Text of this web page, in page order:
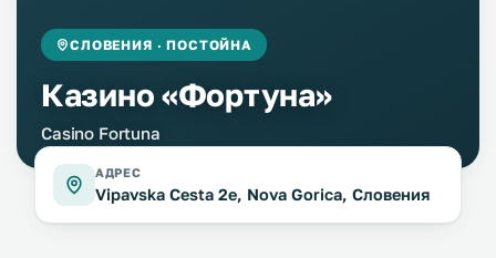
СЛОВЕНИЯ · ПОСТОЙНА
Казино «Фортуна»
Casino Fortuna
АДРЕС
Vipavska Cesta 2e, Nova Gorica, Словения